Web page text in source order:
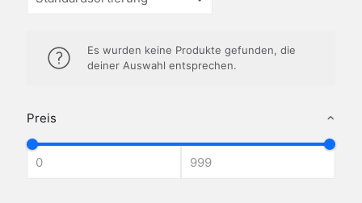
Preis
Es wurden keine Produkte gefunden, die
deiner Auswahl entsprechen.